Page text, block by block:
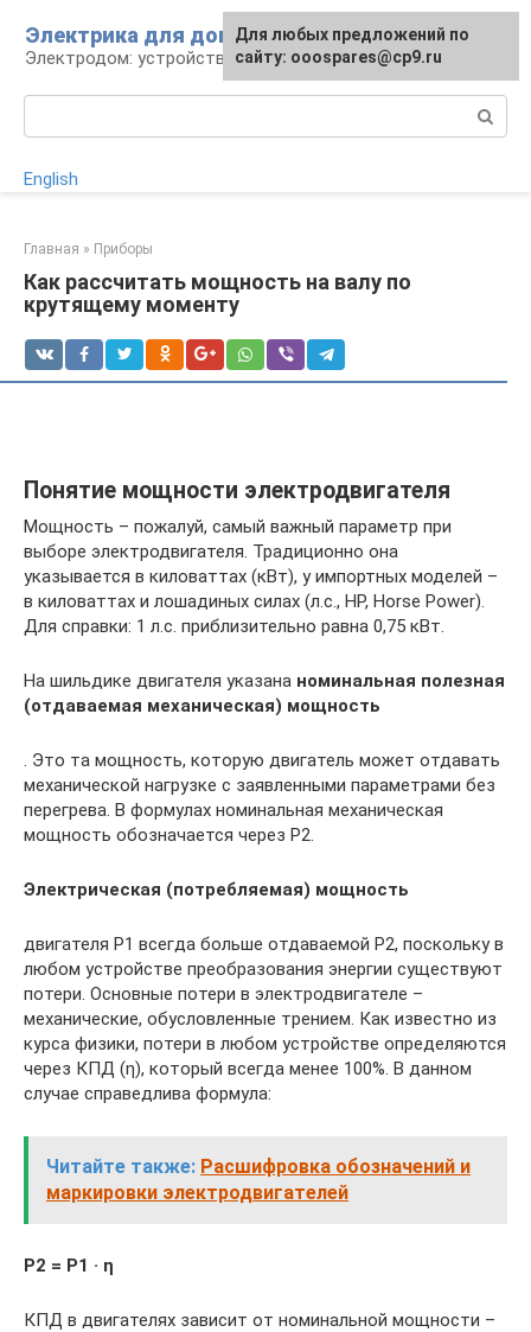
контенту
Электрика для дома
Электродом: устройства, кабели, ремонт
English
Главная » Приборы
Как рассчитать мощность на валу по
крутящему моменту
Понятие мощности электродвигателя
Мощность – пожалуй, самый важный параметр при
выборе электродвигателя. Традиционно она
указывается в киловаттах (кВт), у импортных моделей –
в киловаттах и лошадиных силах (л.с., HP, Horse Power).
Для справки: 1 л.с. приблизительно равна 0,75 кВт.
На шильдике двигателя указана номинальная полезная
(отдаваемая механическая) мощность
. Это та мощность, которую двигатель может отдавать
механической нагрузке с заявленными параметрами без
перегрева. В формулах номинальная механическая
мощность обозначается через Р2.
Электрическая (потребляемая) мощность
двигателя Р1 всегда больше отдаваемой Р2, поскольку в
любом устройстве преобразования энергии существуют
потери. Основные потери в электродвигателе –
механические, обусловленные трением. Как известно из
курса физики, потери в любом устройстве определяются
через КПД (ƞ), который всегда менее 100%. В данном
случае справедлива формула:
Читайте также: Расшифровка обозначений и
маркировки электродвигателей
Р2 = Р1 · ƞ
КПД в двигателях зависит от номинальной мощности –
Для любых предложений по
сайту: ooospares@cp9.ru